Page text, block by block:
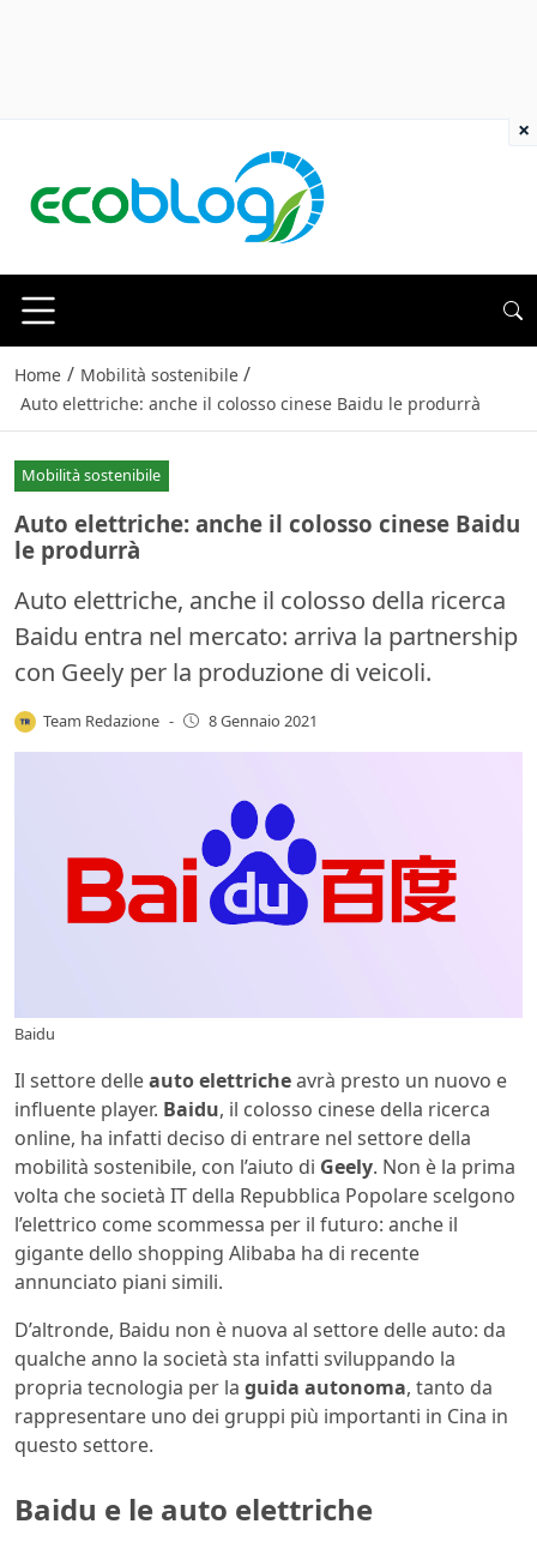
Home / Mobilità sostenibile /
Auto elettriche: anche il colosso cinese Baidu le produrrà
Mobilità sostenibile
Auto elettriche: anche il colosso cinese Baidu
le produrrà
Auto elettriche, anche il colosso della ricerca
Baidu entra nel mercato: arriva la partnership
con Geely per la produzione di veicoli.
Team Redazione - 8 Gennaio 2021
Baidu
Il settore delleauto elettricheavrà presto un nuovo e
influente player. Baidu, il colosso cinese della ricerca
online, ha infatti deciso di entrare nel settore della
mobilità sostenibile, con l’aiuto di Geely. Non è la prima
volta che società IT della Repubblica Popolare scelgono
l’elettrico come scommessa per il futuro: anche il
gigante dello shopping Alibaba ha di recente
annunciato piani simili.
D’altronde, Baidu non è nuova al settore delle auto: da
qualche anno la società sta infatti sviluppando la
propria tecnologia per la guida autonoma, tanto da
rappresentare uno dei gruppi più importanti in Cina in
questo settore.
Baidu e le auto elettriche
×